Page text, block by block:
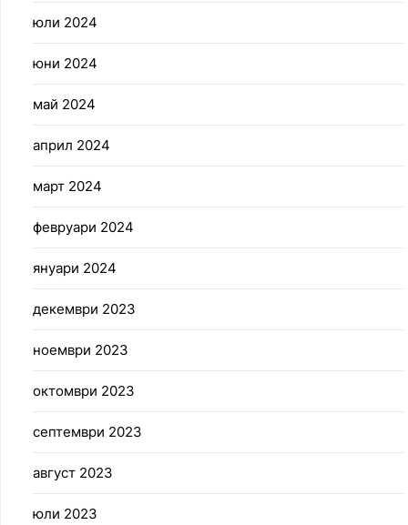
юли 2024
юни 2024
май 2024
април 2024
март 2024
февруари 2024
януари 2024
декември 2023
ноември 2023
октомври 2023
септември 2023
август 2023
юли 2023